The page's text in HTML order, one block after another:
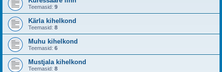
Teemasid: 9
Kärla kihelkond
Teemasid: 8
Muhu kihelkond
Teemasid: 6
Mustjala kihelkond
Teemasid: 8